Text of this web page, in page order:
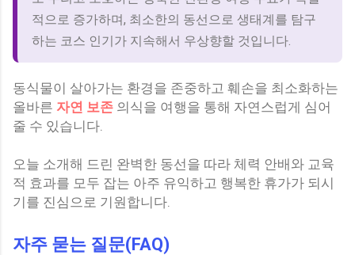
적으로 증가하며, 최소한의 동선으로 생태계를 탐구
하는 코스 인기가 지속해서 우상향할 것입니다.
동식물이 살아가는 환경을 존중하고 훼손을 최소화하는
올바른 자연 보존 의식을 여행을 통해 자연스럽게 심어
줄 수 있습니다.
오늘 소개해 드린 완벽한 동선을 따라 체력 안배와 교육
적 효과를 모두 잡는 아주 유익하고 행복한 휴가가 되시
기를 진심으로 기원합니다.
자주 묻는 질문(FAQ)